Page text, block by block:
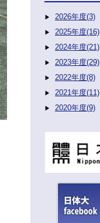
2026年度(3)
2025年度(16)
2024年度(21)
2023年度(29)
2022年度(8)
2021年度(11)
2020年度(9)